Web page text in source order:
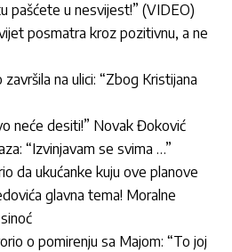
pašćete u nesvijest!” (VIDEO)
posmatra kroz pozitivnu, a ne
na ulici: “Zbog Kristijana
neće desiti!” Novak Đoković
“Izvinjavam se svima …”
da ukućanke kuju ove planove
glavna tema! Moralne
o pomirenju sa Majom: “To joj